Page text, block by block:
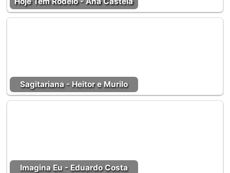
Sagitariana - Heitor e Murilo
Imagina Eu - Eduardo Costa